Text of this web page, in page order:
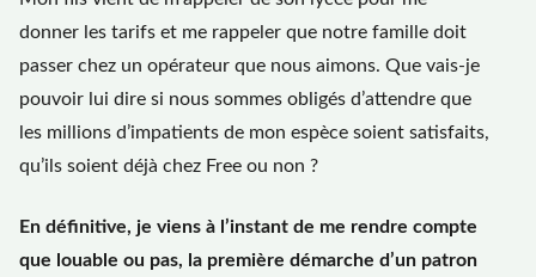
donner les tarifs et me rappeler que notre famille doit
passer chez un opérateur que nous aimons. Que vais-je
pouvoir lui dire si nous sommes obligés d’attendre que
les millions d’impatients de mon espèce soient satisfaits,
qu’ils soient déjà chez Free ou non ?
En définitive, je viens à l’instant de me rendre compte
que louable ou pas, la première démarche d’un patron